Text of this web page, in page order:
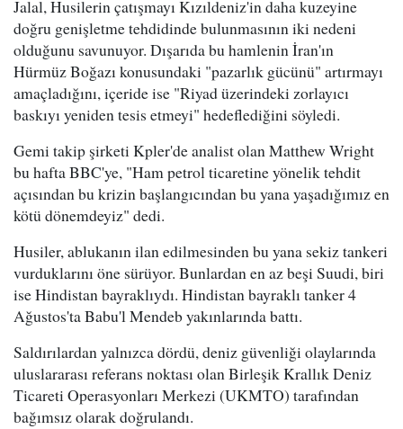
Jalal, Husilerin çatışmayı Kızıldeniz'in daha kuzeyine
doğru genişletme tehdidinde bulunmasının iki nedeni
olduğunu savunuyor. Dışarıda bu hamlenin İran'ın
Hürmüz Boğazı konusundaki "pazarlık gücünü" artırmayı
amaçladığını, içeride ise "Riyad üzerindeki zorlayıcı
baskıyı yeniden tesis etmeyi" hedeflediğini söyledi.
Gemi takip şirketi Kpler'de analist olan Matthew Wright
bu hafta BBC'ye, "Ham petrol ticaretine yönelik tehdit
açısından bu krizin başlangıcından bu yana yaşadığımız en
kötü dönemdeyiz" dedi.
Husiler, ablukanın ilan edilmesinden bu yana sekiz tankeri
vurduklarını öne sürüyor. Bunlardan en az beşi Suudi, biri
ise Hindistan bayraklıydı. Hindistan bayraklı tanker 4
Ağustos'ta Babu'l Mendeb yakınlarında battı.
Saldırılardan yalnızca dördü, deniz güvenliği olaylarında
uluslararası referans noktası olan Birleşik Krallık Deniz
Ticareti Operasyonları Merkezi (UKMTO) tarafından
bağımsız olarak doğrulandı.